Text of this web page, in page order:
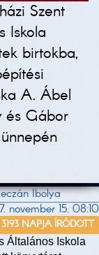
Szent
Iskola
birtokba,
A. Ábel
és Gábor
Ibolya
november 15. 08:10
NAPJA ÍRÓDOTT
Általános Iskola